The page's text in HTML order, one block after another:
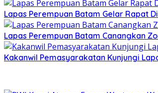
Lapas Perempuan Batam Gelar Rapat
Lapas Perempuan Batam Canangkan
Kakanwil Pemasyarakatan Kunjungi